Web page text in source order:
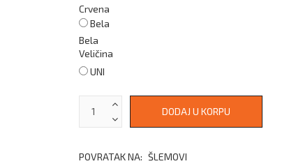
Crvena
Bela
Bela
Veličina
UNI
POVRATAK NA: ŠLEMOVI